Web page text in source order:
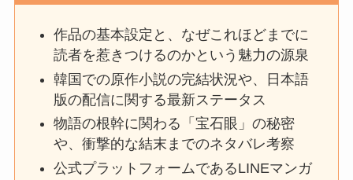
作品の基本設定と、なぜこれほどまでに
読者を惹きつけるのかという魅力の源泉
韓国での原作小説の完結状況や、日本語
版の配信に関する最新ステータス
物語の根幹に関わる「宝石眼」の秘密
や、衝撃的な結末までのネタバレ考察
公式プラットフォームであるLINEマンガ